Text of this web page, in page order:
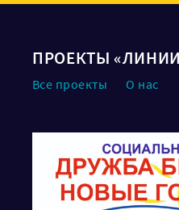
ПРОЕКТЫ
Все проекты О нас